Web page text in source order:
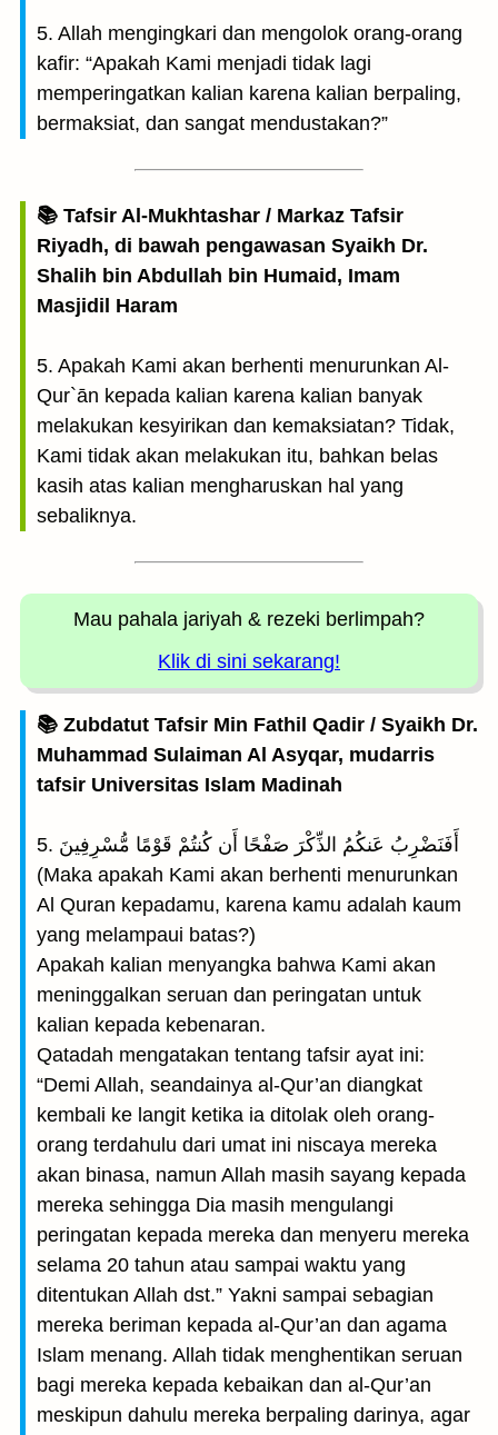
5. Allah mengingkari dan mengolok orang-orang
kafir: “Apakah Kami menjadi tidak lagi
memperingatkan kalian karena kalian berpaling,
bermaksiat, dan sangat mendustakan?”
📚 Tafsir Al-Mukhtashar / Markaz Tafsir
Riyadh, di bawah pengawasan Syaikh Dr.
Shalih bin Abdullah bin Humaid, Imam
Masjidil Haram
5. Apakah Kami akan berhenti menurunkan Al-
Qur`ān kepada kalian karena kalian banyak
melakukan kesyirikan dan kemaksiatan? Tidak,
Kami tidak akan melakukan itu, bahkan belas
kasih atas kalian mengharuskan hal yang
sebaliknya.
Mau pahala jariyah & rezeki berlimpah?
Klik di sini sekarang!
📚 Zubdatut Tafsir Min Fathil Qadir / Syaikh Dr.
Muhammad Sulaiman Al Asyqar, mudarris
tafsir Universitas Islam Madinah
5. أَفَنَضْرِبُ عَنكُمُ الذِّكْرَ صَفْحًا أَن كُنتُمْ قَوْمًا مُّسْرِفِينَ
(Maka apakah Kami akan berhenti menurunkan
Al Quran kepadamu, karena kamu adalah kaum
yang melampaui batas?)
Apakah kalian menyangka bahwa Kami akan
meninggalkan seruan dan peringatan untuk
kalian kepada kebenaran.
Qatadah mengatakan tentang tafsir ayat ini:
“Demi Allah, seandainya al-Qur’an diangkat
kembali ke langit ketika ia ditolak oleh orang-
orang terdahulu dari umat ini niscaya mereka
akan binasa, namun Allah masih sayang kepada
mereka sehingga Dia masih mengulangi
peringatan kepada mereka dan menyeru mereka
selama 20 tahun atau sampai waktu yang
ditentukan Allah dst.” Yakni sampai sebagian
mereka beriman kepada al-Qur’an dan agama
Islam menang. Allah tidak menghentikan seruan
bagi mereka kepada kebaikan dan al-Qur’an
meskipun dahulu mereka berpaling darinya, agar